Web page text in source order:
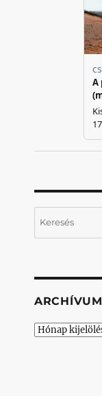
ARCHÍVUM
Archívum